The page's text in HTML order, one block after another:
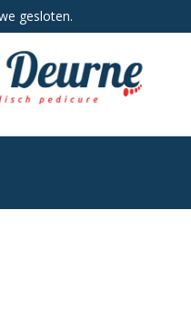
gesloten.